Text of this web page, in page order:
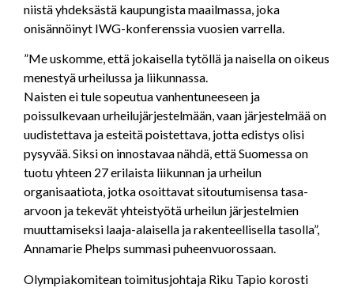
niistä yhdeksästä kaupungista maailmassa, joka
onisännöinyt IWG-konferenssia vuosien varrella.
”Me uskomme, että jokaisella tytöllä ja naisella on oikeus
menestyä urheilussa ja liikunnassa.
Naisten ei tule sopeutua vanhentuneeseen ja
poissulkevaan urheilujärjestelmään, vaan järjestelmää on
uudistettava ja esteitä poistettava, jotta edistys olisi
pysyvää. Siksi on innostavaa nähdä, että Suomessa on
tuotu yhteen 27 erilaista liikunnan ja urheilun
organisaatiota, jotka osoittavat sitoutumisensa tasa-
arvoon ja tekevät yhteistyötä urheilun järjestelmien
muuttamiseksi laaja-alaisella ja rakenteellisella tasolla”,
Annamarie Phelps summasi puheenvuorossaan.
Olympiakomitean toimitusjohtaja Riku Tapio korosti